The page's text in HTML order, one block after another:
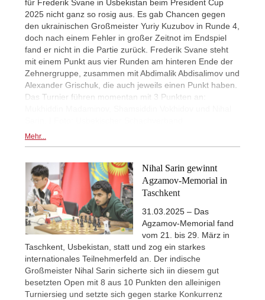
für Frederik Svane in Usbekistan beim President Cup
2025 nicht ganz so rosig aus. Es gab Chancen gegen
den ukrainischen Großmeister Yuriy Kuzubov in Runde 4,
doch nach einem Fehler in großer Zeitnot im Endspiel
fand er nicht in die Partie zurück. Frederik Svane steht
mit einem Punkt aus vier Runden am hinteren Ende der
Zehnergruppe, zusammen mit Abdimalik Abdisalimov und
Alexander Grischuk, die auch jeweils einen Punkt haben.
Das Turnier führen momentan mit 3 Punkten an:
Mehr...
Nihal Sarin gewinnt
Agzamov-Memorial in
Taschkent
31.03.2025 – Das
Agzamov-Memorial fand
vom 21. bis 29. März in
Taschkent, Usbekistan, statt und zog ein starkes
internationales Teilnehmerfeld an. Der indische
Großmeister Nihal Sarin sicherte sich iin diesem gut
besetzten Open mit 8 aus 10 Punkten den alleinigen
Turniersieg und setzte sich gegen starke Konkurrenz